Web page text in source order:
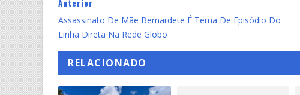
Anterior
Assassinato De Mãe Bernardete É Tema De Episódio Do
Linha Direta Na Rede Globo
RELACIONADO